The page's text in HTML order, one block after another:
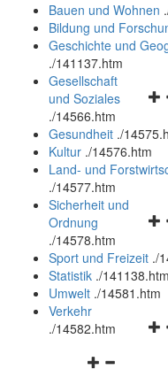
Bauen und Wohnen .
Bildung und
Geschichte und
./141137.htm
und
Gesellschaft
und Soziales
./14566.htm
Gesundheit ./
Kultur ./14576.htm
Land- und
./14577.htm
und
Sicherheit und
Ordnung
./14578.htm
Sport und Freizeit ./
Statistik ./141138.htm
Umwelt ./14581.htm
Verkehr
./14582.htm